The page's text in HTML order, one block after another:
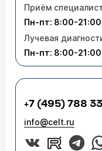
Приём
Пн-пт: 8:00-
Лучевая
Пн-пт: 8:00-
+7 (495) 788
info@celt.ru